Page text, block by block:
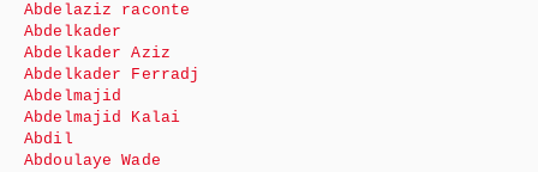
Abdelaziz raconte
Abdelkader
Abdelkader Aziz
Abdelkader Ferradj
Abdelmajid
Abdelmajid Kalai
Abdil
Abdoulaye Wade